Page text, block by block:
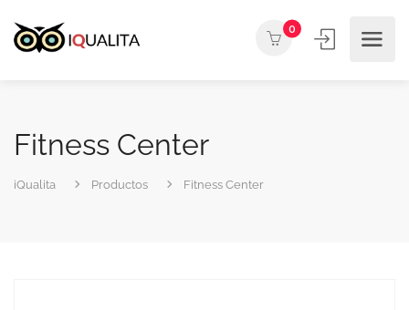
0
Fitness Center
iQualita Productos Fitness Center